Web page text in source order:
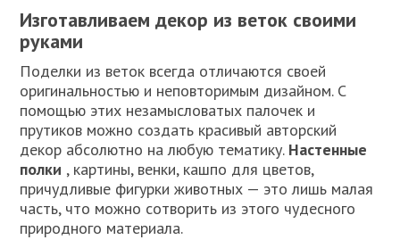
Изготавливаем декор из веток своими
руками
Поделки из веток всегда отличаются своей
оригинальностью и неповторимым дизайном. С
помощью этих незамысловатых палочек и
прутиков можно создать красивый авторский
декор абсолютно на любую тематику. Настенные
полки , картины, венки, кашпо для цветов,
причудливые фигурки животных — это лишь малая
часть, что можно сотворить из этого чудесного
природного материала.